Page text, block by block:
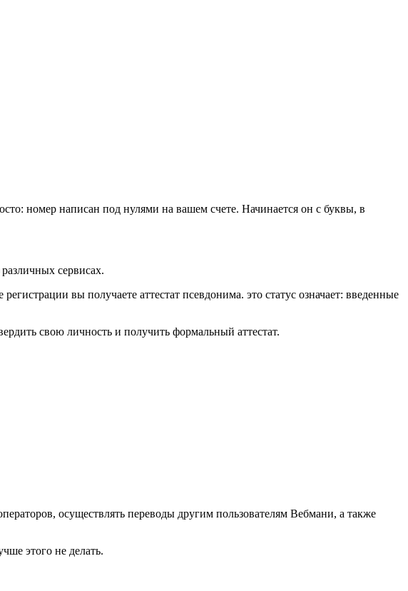
номер написан под нулями на вашем счете. Начинается он с буквы, в
сервисах.
вы получаете аттестат псевдонима. это статус означает: введенные
свою личность и получить формальный аттестат.
осуществлять переводы другим пользователям Вебмани, а также
этого не делать.